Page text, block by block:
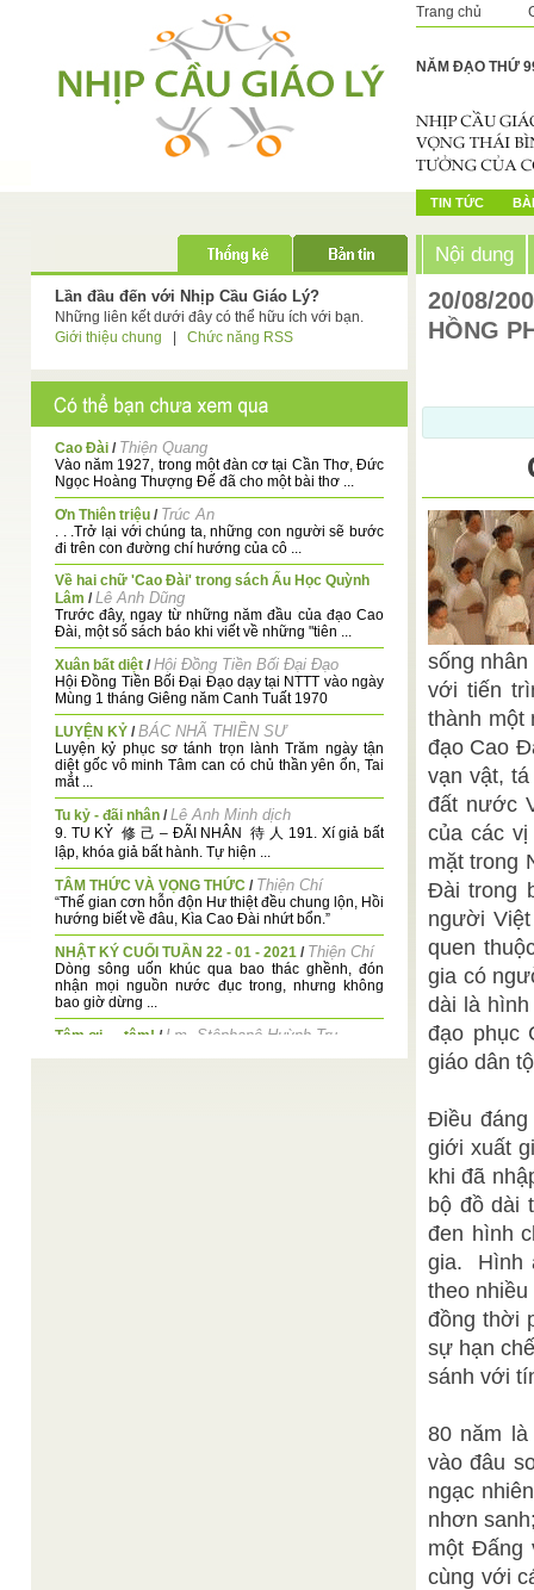
Trang chủ
NĂM ĐẠO THỨ
TIN TỨC
Lần đầu đến với Nhịp Cầu Giáo Lý?
Những liên kết dưới đây có thể hữu ích với bạn.
Giới thiệu chung
Chức năng RSS
Cao Đài / Thiện Quang
Vào năm 1927, trong một đàn cơ tại Cần Thơ, Đức
Ngọc Hoàng Thượng Đế đã cho một bài thơ ...
Ơn Thiên triệu / Trúc An
. . .Trở lại với chúng ta, những con người sẽ bước
đi trên con đường chí hướng của cô ...
Về hai chữ 'Cao Đài' trong sách Ấu Học Quỳnh
Lâm /Lê Anh Dũng
Trước đây, ngay từ những năm đầu của đạo Cao
Đài, một số sách báo khi viết về những "tiên ...
Xuân bất diệt /Hội Đồng Tiền Bối Đại Đạo
Hội Đồng Tiền Bối Đại Đạo dạy tại NTTT vào ngày
Mùng 1 tháng Giêng năm Canh Tuất 1970
LUYỆN KỶ /BÁC NHÃ THIỀN SƯ
Luyện kỷ phục sơ tánh trọn lành Trăm ngày tận
diệt gốc vô minh Tâm can có chủ thần yên ổn, Tai
mắt ...
Tu kỷ - đãi nhân /Lê Anh Minh dịch
9. TU KỶ 修 己 – ĐÃI NHÂN 待 人 191. Xí giả bất
lập, khóa giả bất hành. Tự hiện ...
TÂM THỨC VÀ VỌNG THỨC / Thiện Chí
“Thế gian cơn hỗn độn Hư thiệt đều chung lộn, Hồi
hướng biết về đâu, Kìa Cao Đài nhứt bổn.”
NHẬT KÝ CUỐI TUẦN 22 - 01 - 2021 / Thiện Chí
Dòng sông uốn khúc qua bao thác ghềnh, đón
nhận mọi nguồn nước đục trong, nhưng không
bao giờ dừng ...
Tâm ơi . . .tâm! / Lm. Stêphanô Huỳnh Trụ
Nội dung
20/08/
HỒNG
sống
với tiến
thành một
đạo Cao
vạn vật,
đất nước
của các
mặt trong
Đài trong
người
quen
gia có
dài là
đạo phục
giáo dân
Điều
giới xuất
khi đã
bộ đồ dài
đen hình
gia. Hình
theo
đồng thời
sự hạn
sánh với
80 năm
vào đâu
ngạc
nhơn
một Đấng
cùng với